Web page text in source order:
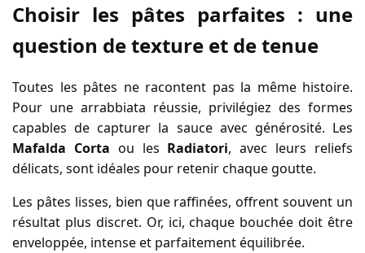
Choisir les pâtes parfaites : une
question de texture et de tenue
Toutes les pâtes ne racontent pas la même histoire.
Pour une arrabbiata réussie, privilégiez des formes
capables de capturer la sauce avec générosité. Les
Mafalda Corta ou les Radiatori, avec leurs reliefs
délicats, sont idéales pour retenir chaque goutte.
Les pâtes lisses, bien que raffinées, offrent souvent un
résultat plus discret. Or, ici, chaque bouchée doit être
enveloppée, intense et parfaitement équilibrée.